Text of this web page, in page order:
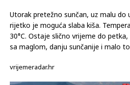
Utorak pretežno sunčan, uz malu do
rijetko je moguća slaba kiša.
30°C. Ostaje slično vrijeme do
sa maglom, danju sunčanije i malo
vrijemeradar.hr